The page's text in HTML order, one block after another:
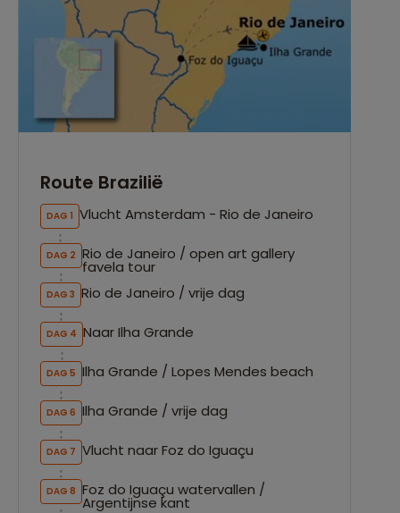
Route Brazilië
DAG 1 Vlucht Amsterdam - Rio de Janeiro
DAG 2 Rio de Janeiro / open art gallery
favela tour
DAG 3 Rio de Janeiro / vrije dag
DAG 4 Naar Ilha Grande
DAG 5 Ilha Grande / Lopes Mendes beach
DAG 6 Ilha Grande / vrije dag
DAG 7 Vlucht naar Foz do Iguaçu
DAG 8 Foz do Iguaçu watervallen /
Argentijnse kant